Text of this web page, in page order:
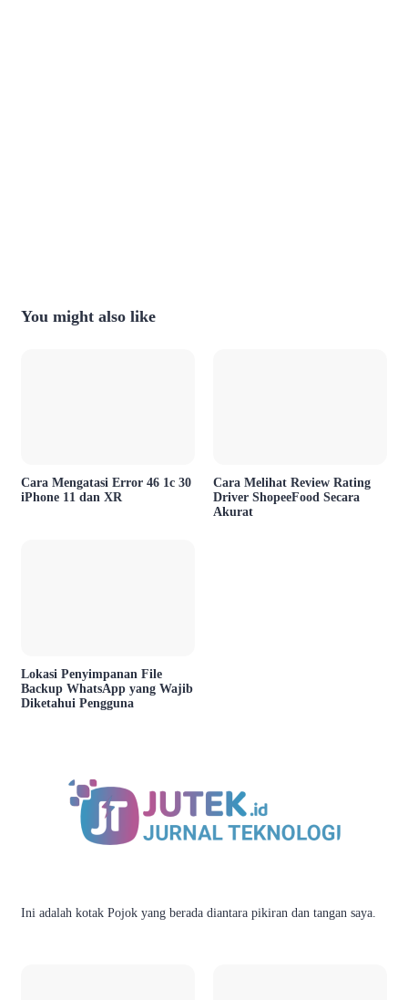
You might also like
Cara Mengatasi Error 46 1c 30
iPhone 11 dan XR
Cara Melihat Review Rating
Driver ShopeeFood Secara
Akurat
Lokasi Penyimpanan File
Backup WhatsApp yang Wajib
Diketahui Pengguna
Ini adalah kotak Pojok yang berada diantara pikiran dan tangan saya.